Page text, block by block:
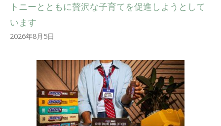
トニーとともに贅沢な子育てを促進しようとして
います
2026年8月5日